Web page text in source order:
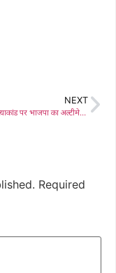
NEXT
हिमांशु सिंह हत्याकांड पर भाजपा का अल्टीमेटम, 48 घंटे में गिरफ्तारी नहीं हुई तो होगा जमशेदपुर बंद
Required